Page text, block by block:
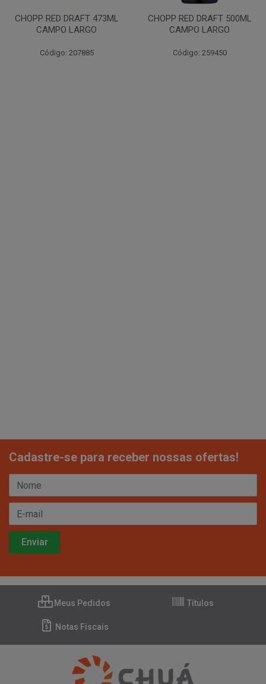
CHOPP RED DRAFT 500ML
CAMPO LARGO
Código: 259450
VINHO JURUPINGA DINALLE
975ML BCO
Cadastre-se para receber nossas ofertas!
Meus Pedidos Títulos
Notas Fiscais